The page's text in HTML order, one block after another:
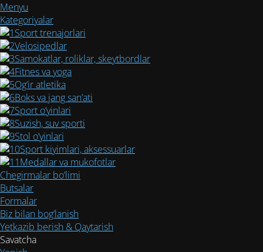
Menyu
Kategoriyalar
Sport trenajorlari
Velosipedlar
Samokatlar, roliklar, skeytbordlar
Fitnes va yoga
Og‘ir atletika
Boks va jang san’ati
Sport o‘yinlari
Suzish, suv sporti
Stol o‘yinlari
Sport kiyimlari, aksessuarlar
Medallar va mukofotlar
Chegirmalar bo’limi
Butsalar
Formalar
Biz bilan bog’lanish
Yetkazib berish & Qaytarish
Savatcha